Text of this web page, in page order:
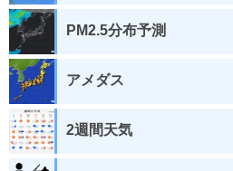
PM2.5分布予測
アメダス
2週間天気